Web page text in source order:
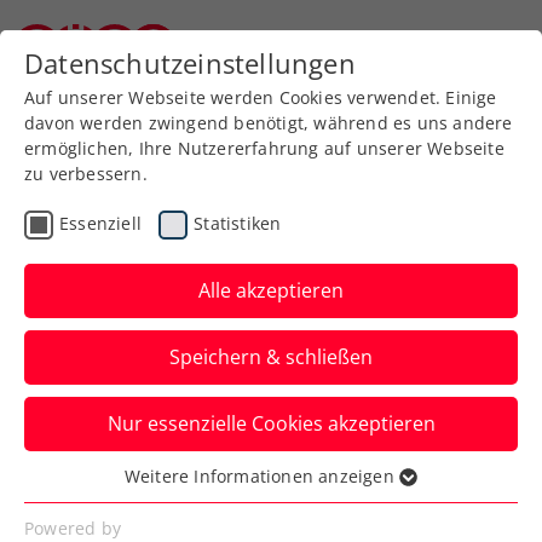
Zurück zur Newsübersicht
Turniere
Generali Open Kitzbühel:
„Die beste Stimmung in
unserer Ära“
Die Veranstalter ziehen eine überaus
zufriedene Bilanz über das diesjährige
ATP-250-Heimturnier in Tirol.
Verfasst von: Presseaussendung / Redaktion, 30.07.2022
Datenschutzeinstellungen
Auf unserer Webseite werden Cookies verwendet. Einige
davon werden zwingend benötigt, während es uns andere
ermöglichen, Ihre Nutzererfahrung auf unserer Webseite
zu verbessern.
Essenziell Statistiken
Alle akzeptieren
Speichern & schließen
Nur essenzielle Cookies akzeptieren
Essenziell
Essenzielle Cookies werden für grundlegende
Weitere Informationen anzeigen
Powered by